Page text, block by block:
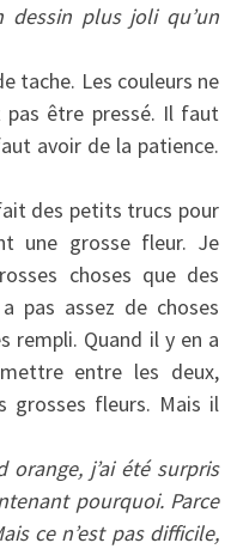
dessin plus joli qu’un
tache. Les couleurs ne
être pressé. Il faut
avoir de la patience.
des petits trucs pour
une grosse fleur. Je
choses que des
pas assez de choses
rempli. Quand il y en a
entre les deux,
grosses fleurs. Mais il
j’ai été surpris
pourquoi. Parce
ce n’est pas difficile,